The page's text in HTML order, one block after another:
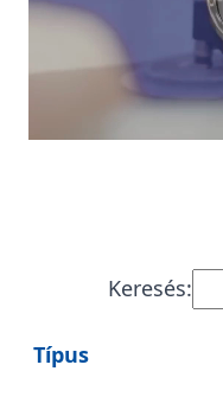
Keresés:
Típus